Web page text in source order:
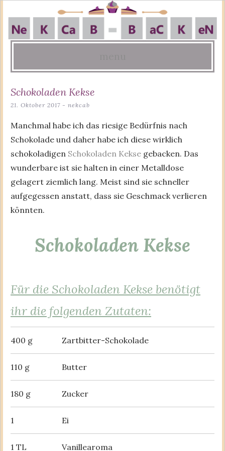
to
Schokoladen Kekse
21. Oktober 2017 - nekcab
Manchmal habe ich das riesige Bedürfnis nach
Schokolade und daher habe ich diese wirklich
schokoladigen Schokoladen Kekse gebacken. Das
wunderbare ist sie halten in einer Metalldose
gelagert ziemlich lang. Meist sind sie schneller
aufgegessen anstatt, dass sie Geschmack verlieren
könnten.
Schokoladen Kekse
Für die Schokoladen Kekse benötigt
ihr die folgenden Zutaten:
400 g Zartbitter-Schokolade
110 g Butter
180 g Zucker
1 Ei
1 TL Vanillearoma